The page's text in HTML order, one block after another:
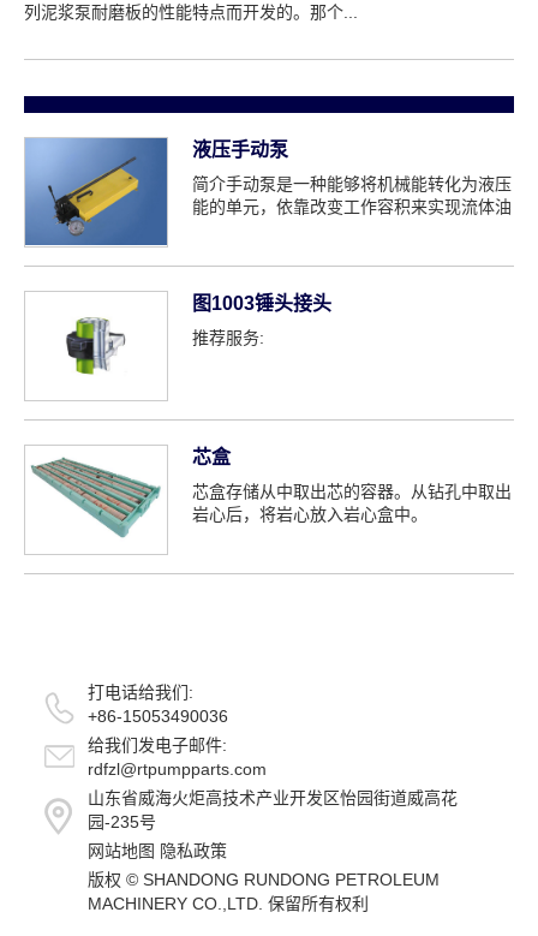
列泥浆泵耐磨板的性能特点而开发的。那个...
液压手动泵
简介手动泵是一种能够将机械能转化为液压
能的单元，依靠改变工作容积来实现流体油
图1003锤头接头
推荐服务:
芯盒
芯盒存储从中取出芯的容器。从钻孔中取出
岩心后，将岩心放入岩心盒中。
打电话给我们:
+86-15053490036
给我们发电子邮件:
rdfzl@rtpumpparts.com
山东省威海火炬高技术产业开发区怡园街道威高花
园-235号
网站地图 隐私政策
版权 © SHANDONG RUNDONG PETROLEUM
MACHINERY CO.,LTD. 保留所有权利